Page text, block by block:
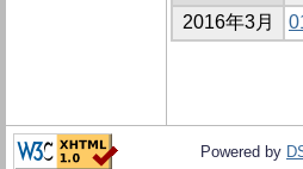
2016年3月
Powered by